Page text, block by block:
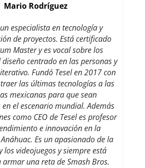
Mario Rodríguez
especialista en tecnología y
de proyectos. Está certificado
Master y es vocal sobre los
centrado en las personas y
Fundó Tesel en 2017 con
las últimas tecnologías a las
mexicanas para que sean
el escenario mundial. Además
como CEO de Tesel es profesor
e innovación en la
Es un apasionado de la
los videojuegos y siempre está
armar una reta de Smash Bros.